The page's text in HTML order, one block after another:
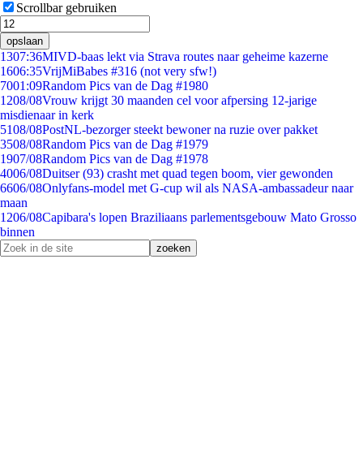
Scrollbar gebruiken
opslaan
1307:36MIVD-baas lekt via Strava routes naar geheime kazerne
1606:35VrijMiBabes #316 (not very sfw!)
7001:09Random Pics van de Dag #1980
1208/08Vrouw krijgt 30 maanden cel voor afpersing 12-jarige
misdienaar in kerk
5108/08PostNL-bezorger steekt bewoner na ruzie over pakket
3508/08Random Pics van de Dag #1979
1907/08Random Pics van de Dag #1978
4006/08Duitser (93) crasht met quad tegen boom, vier gewonden
6606/08Onlyfans-model met G-cup wil als NASA-ambassadeur naar
maan
1206/08Capibara's lopen Braziliaans parlementsgebouw Mato Grosso
binnen